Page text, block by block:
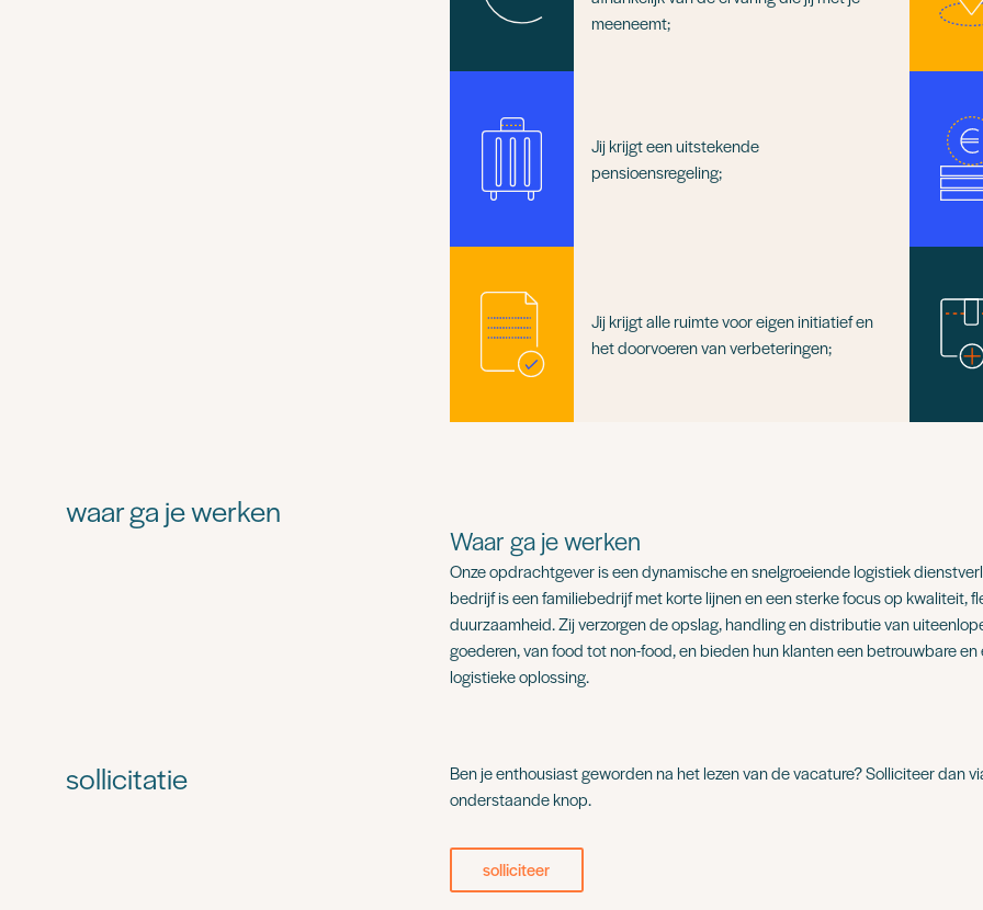
meeneemt;
Jij krijgt een uitstekende
pensioensregeling;
Jij krijgt alle ruimte voor eigen initiatief en
het doorvoeren van verbeteringen;
waar ga je werken
Waar ga je werken
Onze opdrachtgever is een dynamische en snelgroeiende logistiek
bedrijf is een familiebedrijf met korte lijnen en een sterke focus op kwaliteit,
duurzaamheid. Zij verzorgen de opslag, handling en distributie van
goederen, van food tot non-food, en bieden hun klanten een betrouwbare
logistieke oplossing.
sollicitatie
Ben je enthousiast geworden na het lezen van de vacature? Solliciteer dan
onderstaande knop.
solliciteer